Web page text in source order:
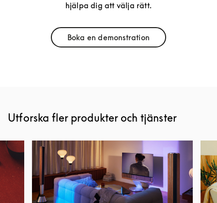
hjälpa dig att välja rätt.
Boka en demonstration
Link Opens in New Tab
Utforska fler produkter och tjänster